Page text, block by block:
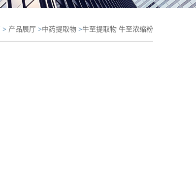
> 产品展厅 >中药提取物 >牛至提取物 牛至浓缩粉